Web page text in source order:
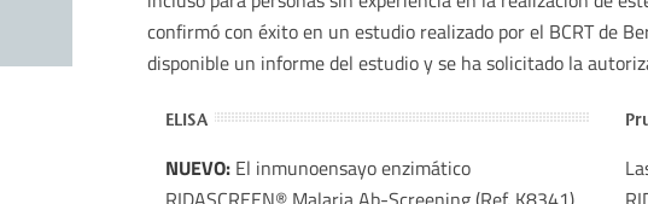
confirmó con éxito en un estudio realizado por el BCRT de
disponible un informe del estudio y se ha solicitado la
ELISA
NUEVO: El inmunoensayo enzimático